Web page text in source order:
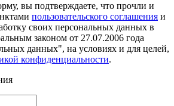
вы подтверждаете, что прочли и
пользовательского соглашения и
своих персональных данных в
законом от 27.07.2006 года
данных", на условиях и для целей,
конфиденциальности.